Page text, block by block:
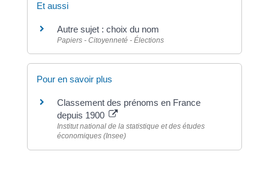
Et aussi
Autre sujet : choix du nom
Papiers - Citoyenneté - Élections
Pour en savoir plus
Classement des prénoms en France
depuis 1900
Institut national de la statistique et des études
économiques (Insee)